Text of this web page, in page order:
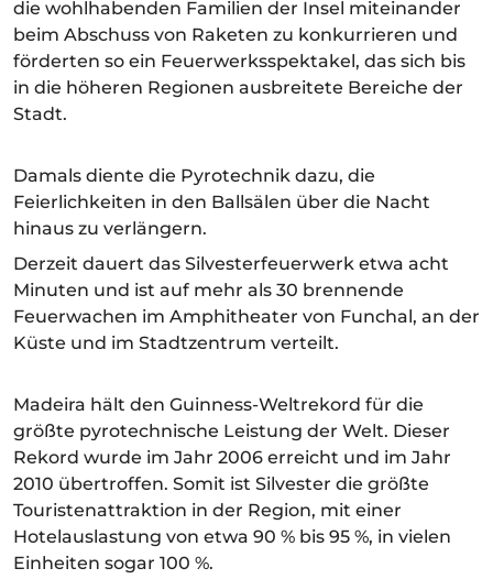
die wohlhabenden Familien der Insel miteinander
beim Abschuss von Raketen zu konkurrieren und
förderten so ein Feuerwerksspektakel, das sich bis
in die höheren Regionen ausbreitete Bereiche der
Stadt.
Damals diente die Pyrotechnik dazu, die
Feierlichkeiten in den Ballsälen über die Nacht
hinaus zu verlängern.
Derzeit dauert das Silvesterfeuerwerk etwa acht
Minuten und ist auf mehr als 30 brennende
Feuerwachen im Amphitheater von Funchal, an der
Küste und im Stadtzentrum verteilt.
Madeira hält den Guinness-Weltrekord für die
größte pyrotechnische Leistung der Welt. Dieser
Rekord wurde im Jahr 2006 erreicht und im Jahr
2010 übertroffen. Somit ist Silvester die größte
Touristenattraktion in der Region, mit einer
Hotelauslastung von etwa 90 % bis 95 %, in vielen
Einheiten sogar 100 %.